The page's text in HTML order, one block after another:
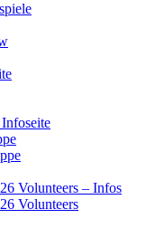
Volunteers – Infos
Volunteers